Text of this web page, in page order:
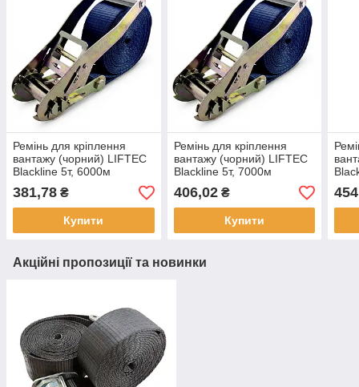
Ремінь для кріплення
вантажу (чорний) LIFTEC
Blackline 5т, 6000м
381,78 ₴
Купити
Ремінь для кріплення
вантажу (чорний) LIFTEC
Blackline 5т, 7000м
406,02₴
Купити
Акційні пропозиції та новинки